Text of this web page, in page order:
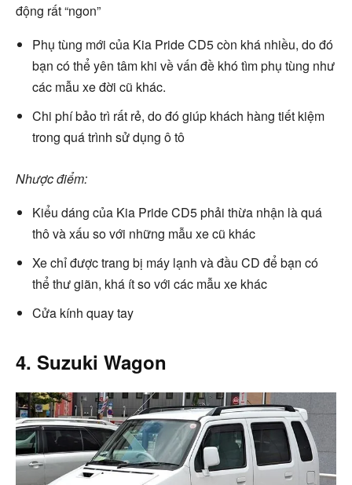
động rất “ngon”
Phụ tùng mới của Kia Pride CD5 còn khá nhiều, do đó
bạn có thể yên tâm khi về vấn đề khó tìm phụ tùng như
các mẫu xe đời cũ khác.
Chi phí bảo trì rất rẻ, do đó giúp khách hàng tiết kiệm
trong quá trình sử dụng ô tô
Nhược điểm:
Kiểu dáng của Kia Pride CD5 phải thừa nhận là quá
thô và xấu so với những mẫu xe cũ khác
Xe chỉ được trang bị máy lạnh và đầu CD để bạn có
thể thư giãn, khá ít so với các mẫu xe khác
Cửa kính quay tay
4. Suzuki Wagon